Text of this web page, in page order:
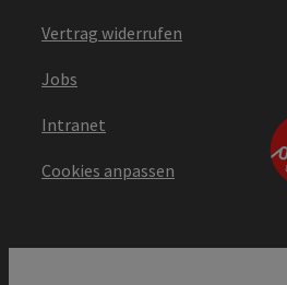
Vertrag widerrufen
Jobs
Intranet
Cookies anpassen